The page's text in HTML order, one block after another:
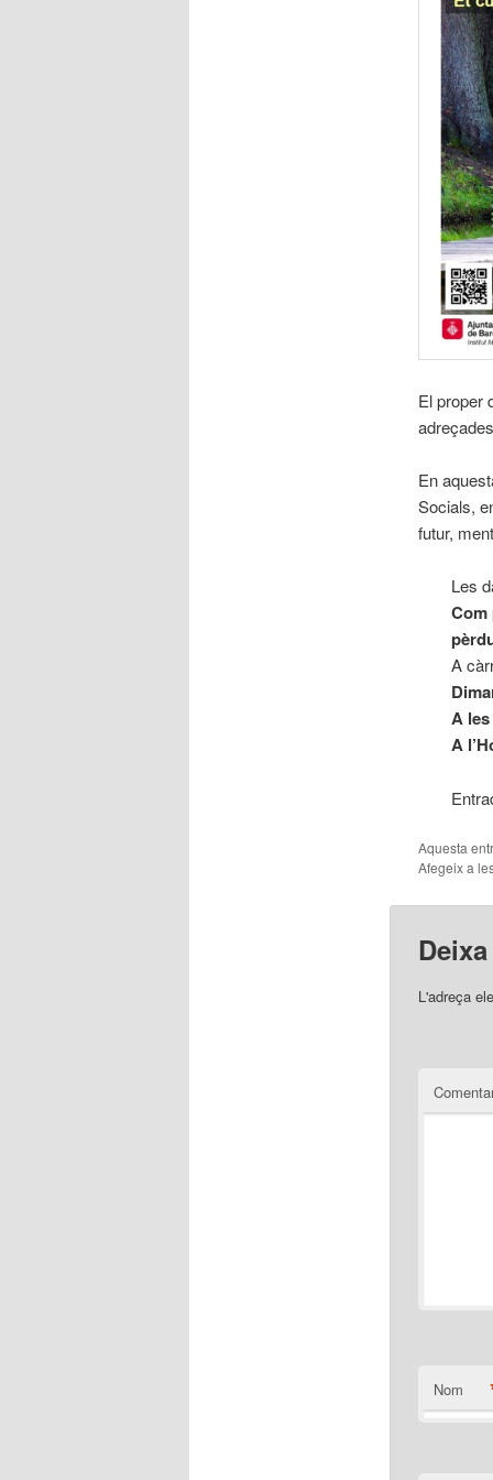
El proper
En
Socials,
futur,
Les
Com
A
A les
A
Aquesta
Afegeix a
L'adreça
Nom